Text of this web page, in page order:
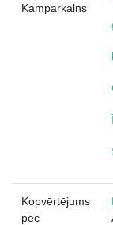
Kamparkalns
Kopvērtējums
pēc